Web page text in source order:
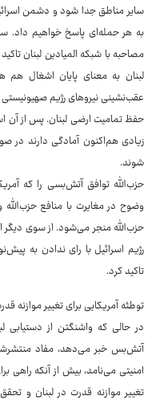
سایر مناطق جدا شود و دشمن
به هر حمله‌ای پاسخ خواهیم داد.
مصاحبه با شبکه المیادین لبنان
لبنان به معنای پایان اشغال
عقب‌نشینی نیروهای رژیم
حفظ تمامیت ارضی لبنان. پس از
زیادی هم‌اکنون آمادگی دارند در
شوند.
حزب‌الله توافق آتش‌بسی را که
وضوح در مغایرت با منافع
حزب‌الله منجر می‌شود. از سوی دیگر
رژیم اسرائیل با رای ندادن به
تاکید کرد.
توطئه آمریکایی برای تغییر موازنه
در حالی که واشنگتن از دستیابی
آتش‌بس خبر می‌دهد، مفاد
امنیتی می‌نامد، بیش از آنکه راهی
تغییر موازنه قدرت در لبنان و